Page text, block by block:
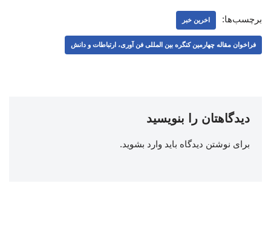
برچسب‌ها: اخرین خبر
فراخوان مقاله چهارمین کنگره بین المللی فن آوری، ارتباطات و دانش
دیدگاهتان را بنویسید
برای نوشتن دیدگاه باید وارد بشوید.